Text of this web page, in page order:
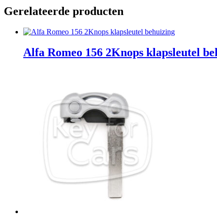
Gerelateerde producten
Alfa Romeo 156 2Knops klapsleutel